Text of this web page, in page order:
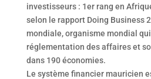
investisseurs : 1er rang en
selon le rapport Doing Business
mondiale, organisme mondial
réglementation des affaires et
dans 190 économies.
Le système financier mauricien